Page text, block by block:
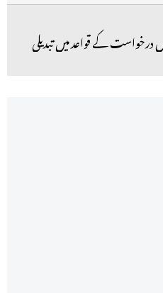
درخواست کے قواعد میں تبدیلی